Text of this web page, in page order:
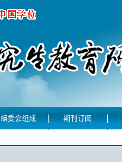
编委会组成 期刊订阅